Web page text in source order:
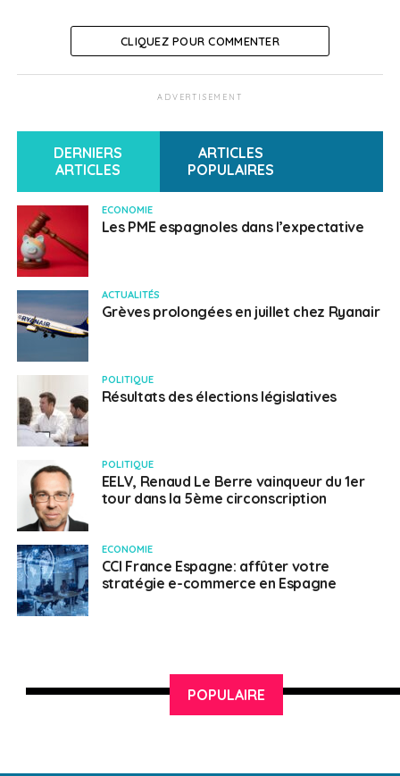
CLIQUEZ POUR COMMENTER
ADVERTISEMENT
DERNIERS
ARTICLES
ARTICLES
POPULAIRES
ECONOMIE
Les PME espagnoles dans l’expectative
ACTUALITÉS
Grèves prolongées en juillet chez Ryanair
POLITIQUE
Résultats des élections législatives
POLITIQUE
EELV, Renaud Le Berre vainqueur du 1er
tour dans la 5ème circonscription
ECONOMIE
CCI France Espagne: affûter votre
stratégie e-commerce en Espagne
POPULAIRE